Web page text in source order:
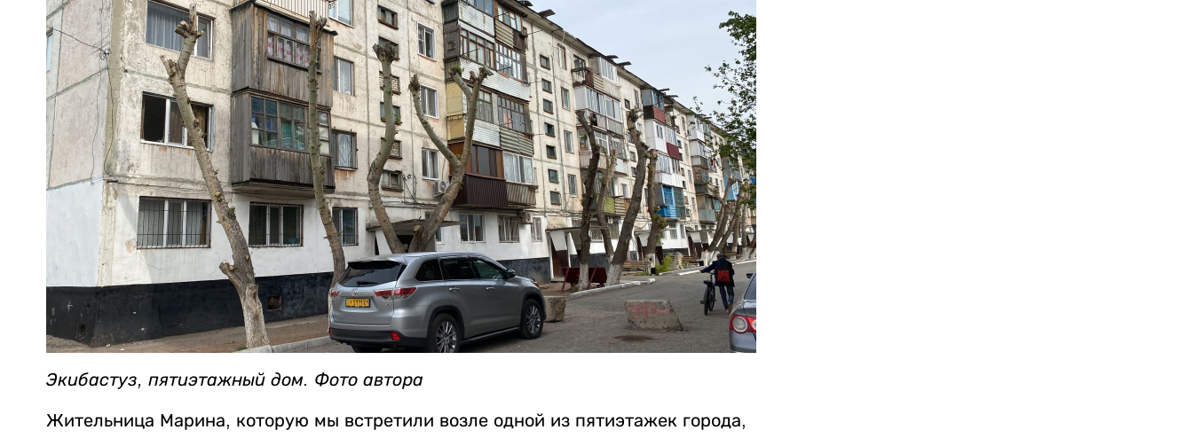
Экибастуз, пятиэтажный дом. Фото автора
Жительница Марина, которую мы встретили возле одной из пятиэтажек города,